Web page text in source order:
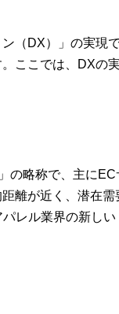
（DX）」の実現
ここでは、DXの
の略称で、主に
離が近く、潜在
レル業界の新し